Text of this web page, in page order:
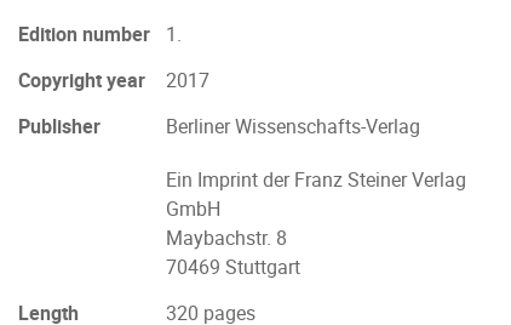
Edition number
1.
Copyright year
2017
Publisher
Berliner Wissenschafts-Verlag
Ein Imprint der Franz Steiner Verlag
GmbH
Maybachstr. 8
70469 Stuttgart
Length
320 pages